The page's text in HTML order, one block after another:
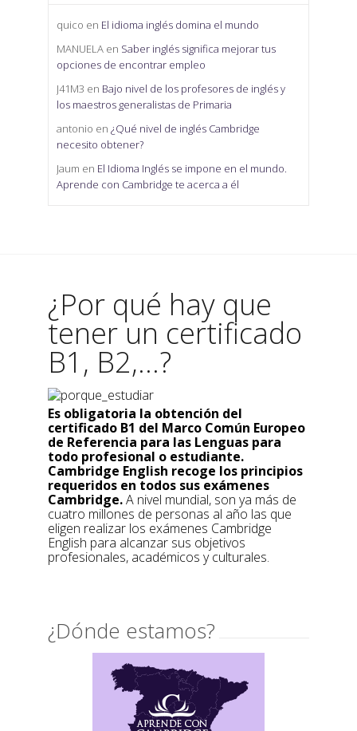
quico en El idioma inglés domina el mundo
MANUELA en Saber inglés significa mejorar tus
opciones de encontrar empleo
J41M3 en Bajo nivel de los profesores de inglés y
los maestros generalistas de Primaria
antonio en ¿Qué nivel de inglés Cambridge
necesito obtener?
Jaum en El Idioma Inglés se impone en el mundo.
Aprende con Cambridge te acerca a él
¿Por qué hay que
tener un certificado
B1, B2,...?
Es obligatoria la obtención del
certificado B1 del Marco Común Europeo
de Referencia para las Lenguas para
todo profesional o estudiante.
Cambridge English recoge los principios
requeridos en todos sus exámenes
Cambridge.A nivel mundial, son ya más de
cuatro millones de personas al año las que
eligen realizar los exámenes Cambridge
English para alcanzar sus objetivos
profesionales, académicos y culturales.
¿Dónde estamos?